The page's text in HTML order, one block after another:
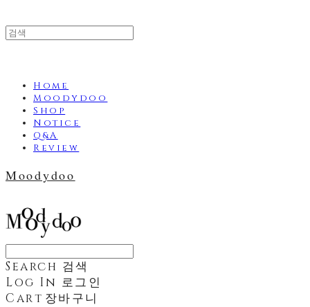
Home
Moodydoo
Shop
Notice
Q&A
Review
Moodydoo
Search 검색
Log In 로그인
Cart 장바구니